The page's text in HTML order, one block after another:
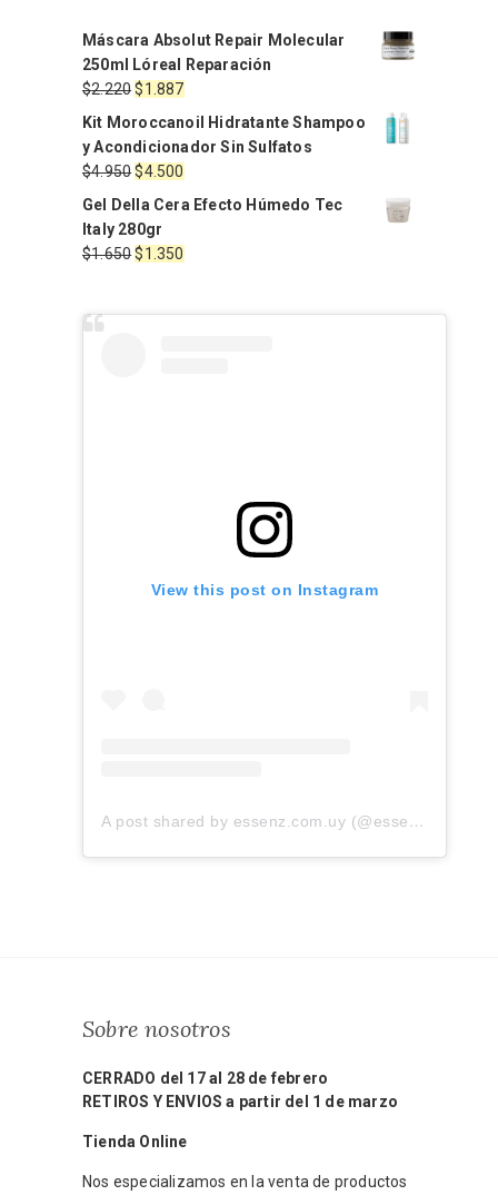
Máscara Absolut Repair Molecular
250ml Lóreal Reparación
$2.220El
original
era:
$2.220.
$1.887El
precio
actual
es:
$1.887.
Kit Moroccanoil Hidratante Shampoo
y Acondicionador Sin Sulfatos
$4.950El
precio
original
era:
$4.950.
$4.500
precio
es:
$4.500.
Gel Della Cera Efecto Húmedo Tec
Italy 280gr
$1.650El
$1.350
View this post on Instagram
A post shared by essenz.com.uy (@essenz.com.uy)
Sobre nosotros
CERRADO del 17 al 28 de febrero
RETIROS Y ENVIOS a partir del 1 de marzo
Tienda Online
Nos especializamos en la venta de productos